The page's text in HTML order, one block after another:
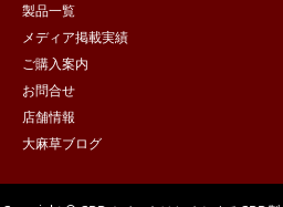
製品一覧
メディア掲載実績
ご購入案内
お問合せ
店舗情報
大麻草ブログ